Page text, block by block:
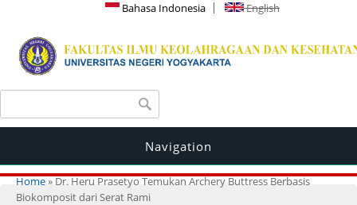
Bahasa Indonesia English
Search form
Navigation
You are here
Home» Dr. Heru Prasetyo Temukan Archery Buttress Berbasis
Biokomposit dari Serat Rami